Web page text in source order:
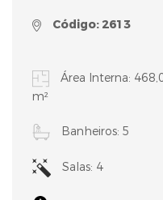
Código: 2613
Área Interna:
m²
Banheiros: 5
Salas: 4